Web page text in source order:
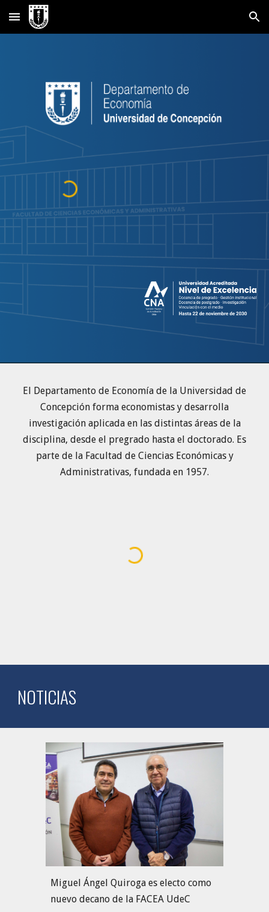
Skip to main content Skip to navigation
El Departamento de Economía de la Universidad de
Concepción forma economistas y desarrolla
investigación aplicada en las distintas áreas de la
disciplina, desde el pregrado hasta el doctorado. Es
parte de la Facultad de Ciencias Económicas y
Administrativas, fundada en 1957.
NOTICIAS
Miguel Ángel Quiroga es electo como
nuevo decano de la FACEA UdeC